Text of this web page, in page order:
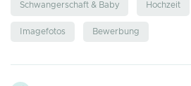
Schwangerschaft & Baby Hochzeit
Imagefotos Bewerbung